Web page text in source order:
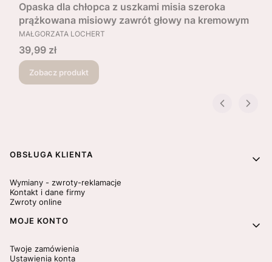
Opaska dla chłopca z uszkami misia szeroka
prążkowana misiowy zawrót głowy na kremowym
PRODUCENT
MAŁGORZATA LOCHERT
Cena
39,99 zł
Zobacz produkt
Linki w stopce
OBSŁUGA KLIENTA
Wymiany - zwroty-reklamacje
Kontakt i dane firmy
Zwroty online
MOJE KONTO
Twoje zamówienia
Ustawienia konta